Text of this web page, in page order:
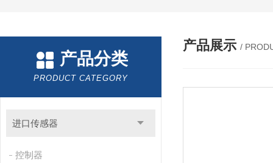
产品分类
PRODUCT CATEGORY
进口传感器
控制器
产品展示 /